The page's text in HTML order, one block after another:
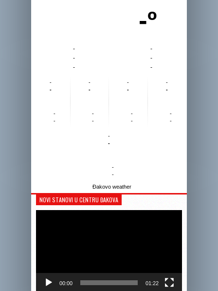
-º
-
-
-
-
-
-
-
-
-
-
-
-
-
-
-
-
-
-
-
-
-
-
-
-
-
-
Đakovo weather
NOVI STANOVI U CENTRU ĐAKOVA
00:00 01:22